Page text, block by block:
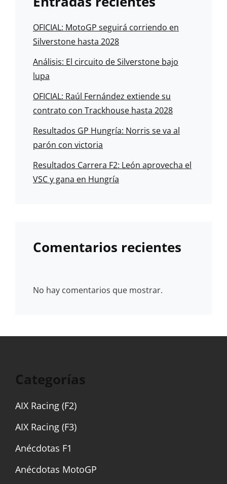
OFICIAL: MotoGP seguirá corriendo en
Silverstone hasta 2028
Análisis: El circuito de Silverstone bajo
lupa
OFICIAL: Raúl Fernández extiende su
contrato con Trackhouse hasta 2028
Resultados GP Hungría: Norris se va al
parón con victoria
Resultados Carrera F2: León aprovecha el
VSC y gana en Hungría
Comentarios recientes
No hay comentarios que mostrar.
Categorías
AIX Racing (F2)
AIX Racing (F3)
Anécdotas F1
Anécdotas MotoGP